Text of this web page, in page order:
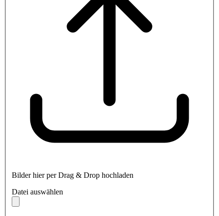
Bilder hier per Drag & Drop hochladen
Datei auswählen